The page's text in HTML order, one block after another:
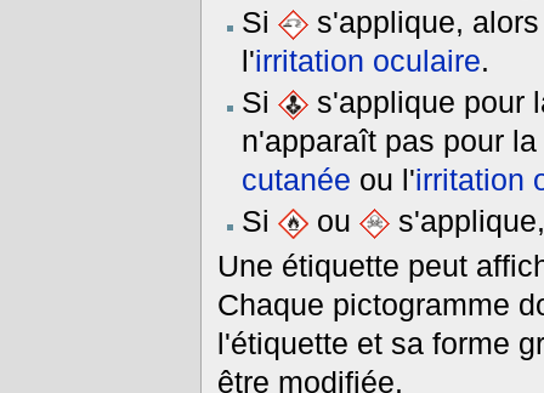
Si
s'applique,
l'irritation oculaire.
Si
s'applique pour
n'apparaît pas pour
cutanée ou l'irritation
Si
ou
Une étiquette peut
Chaque pictogramme
l'étiquette et sa forme
être modifiée.